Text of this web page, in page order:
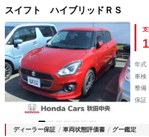
スイフト ハイブリッドＲＳ
年式
車検
整備
保証
ディーラー保証 車両状態評価書 グー鑑定